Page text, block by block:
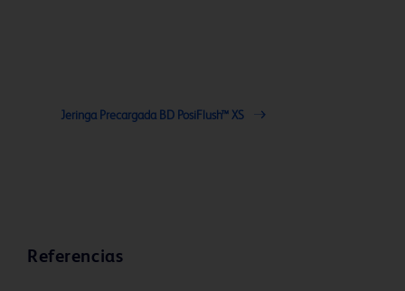
Jeringa Precargada BD PosiFlush™ XS
Referencias